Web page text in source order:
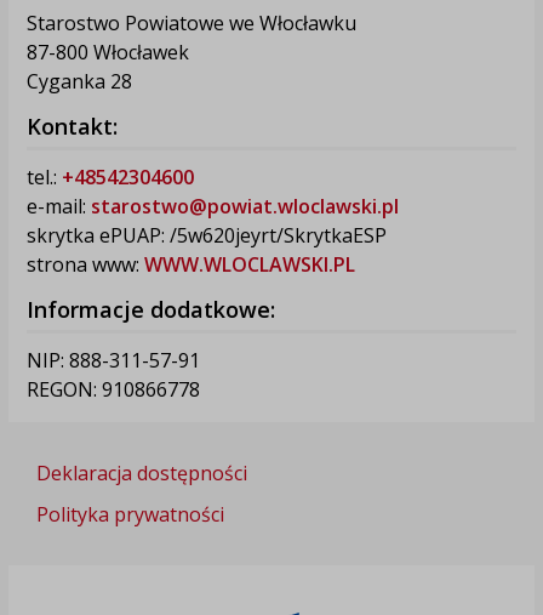
Starostwo Powiatowe we Włocławku
87-800 Włocławek
Cyganka 28
Kontakt:
tel.: +48542304600
e-mail: starostwo@powiat.wloclawski.pl
skrytka ePUAP: /5w620jeyrt/SkrytkaESP
strona www: WWW.WLOCLAWSKI.PL
Informacje dodatkowe:
NIP: 888-311-57-91
REGON: 910866778
Deklaracja dostępności
Polityka prywatności